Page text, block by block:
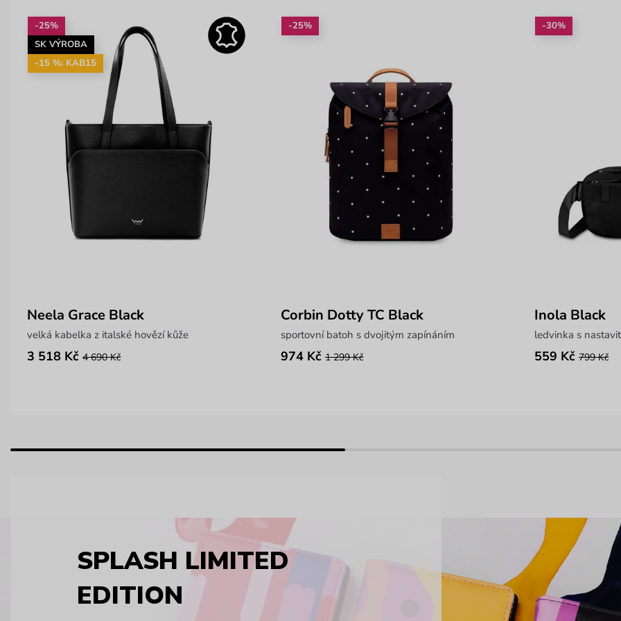
-25%
SK VÝROBA
-15 %: KAB15
Neela Grace Black
velká kabelka z italské hovězí kůže
3 518 Kč 4 690 Kč
-25%
Corbin Dotty TC Black
sportovní batoh s dvojitým zapínáním
974 Kč 1 299 Kč
-30%
Inola Black
ledvinka s
559 Kč 799 Kč
SPLASH LIMITED
EDITION